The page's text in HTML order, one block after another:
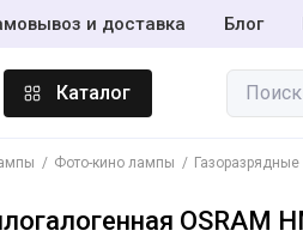
и доставка Блог
Каталог
Фото-кино лампы Газоразрядные
OSRAM